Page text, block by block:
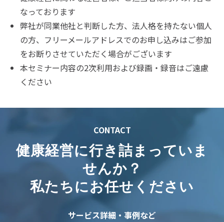
なっております
弊社が同業他社と判断した方、法人格を持たない個人
の方、フリーメールアドレスでのお申し込みはご参加
をお断りさせていただく場合がございます
本セミナー内容の2次利用および録画・録音はご遠慮
ください
CONTACT
健康経営に行き詰まっていま
せんか？
私たちにお任せください
サービス詳細・事例など